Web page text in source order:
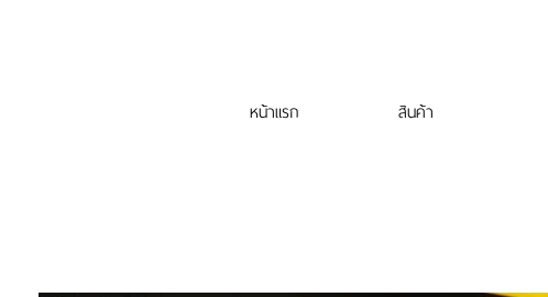
หน้าแรก สินค้า